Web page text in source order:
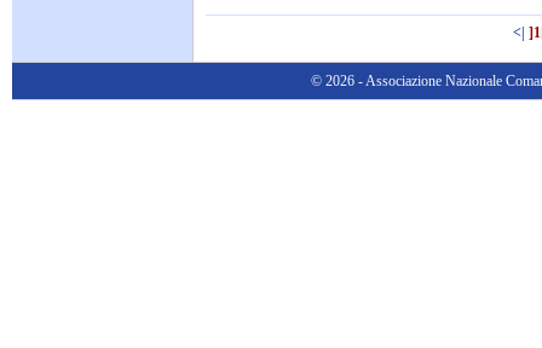
<|
© 2026 - Associazione Nazionale